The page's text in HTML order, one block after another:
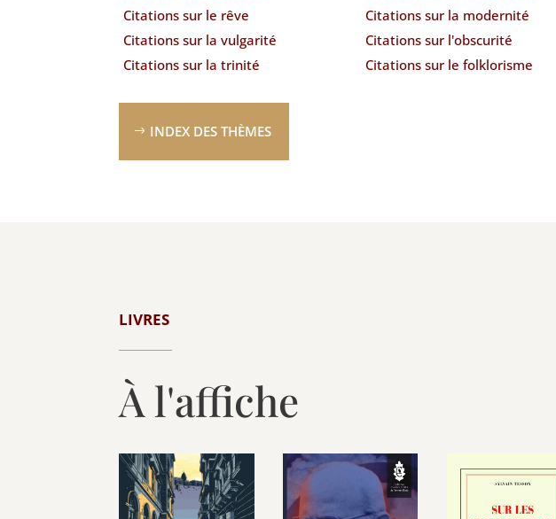
Citations sur le rêve
Citations sur la vulgarité
Citations sur la trinité
Citations sur la modernité
Citations sur l'obscurité
Citations sur le folklorisme
INDEX DES THÈMES
LIVRES
À l'affiche